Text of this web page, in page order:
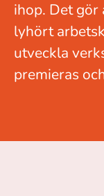
ihop. Det gör
lyhört
utveckla
premieras